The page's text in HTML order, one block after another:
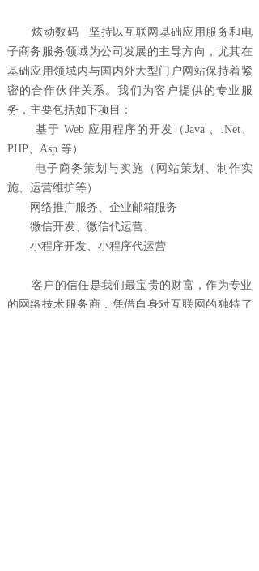
炫动数码 坚持以互联网基础应用服务和电
子商务服务领域为公司发展的主导方向，尤其在
基础应用领域内与国内外大型门户网站保持着紧
密的合作伙伴关系。我们为客户提供的专业服
务，主要包括如下项目：
基于 Web 应用程序的开发（Java 、.Net、
PHP、Asp 等）
电子商务策划与实施（网站策划、制作实
施、运营维护等）
网络推广服务、企业邮箱服务
微信开发、 微信代运营、
小程序开发、小程序代运营
客户的信任是我们最宝贵的财富，作为专业
的网络技术服务商，凭借自身对互联网的独特了